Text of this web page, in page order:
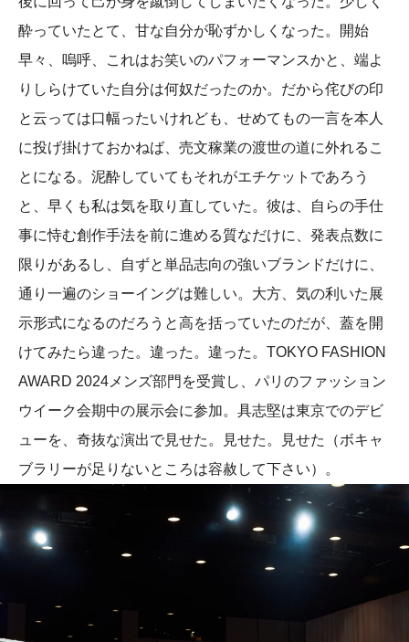
酔っていたとて、甘な自分が恥ずかしくなった。開始
早々、嗚呼、これはお笑いのパフォーマンスかと、端よ
りしらけていた自分は何奴だったのか。だから侘びの印
と云っては口幅ったいけれども、せめてもの一言を本人
に投げ掛けておかねば、売文稼業の渡世の道に外れるこ
とになる。泥酔していてもそれがエチケットであろう
と、早くも私は気を取り直していた。彼は、自らの手仕
事に恃む創作手法を前に進める質なだけに、発表点数に
限りがあるし、自ずと単品志向の強いブランドだけに、
通り一遍のショーイングは難しい。大方、気の利いた展
示形式になるのだろうと高を括っていたのだが、蓋を開
けてみたら違った。違った。違った。TOKYO FASHION
AWARD 2024メンズ部門を受賞し、パリのファッション
ウイーク会期中の展示会に参加。具志堅は東京でのデビ
ューを、奇抜な演出で見せた。見せた。見せた（ボキャ
ブラリーが足りないところは容赦して下さい）。